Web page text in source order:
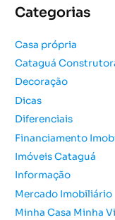
i
a
r
p
o
r
Categorias
Casa própria
Cataguá
Decoração
Dicas
Diferenciais
Financiamento
Imóveis Cataguá
Informação
Mercado Imobiliário
Minha Casa Minha